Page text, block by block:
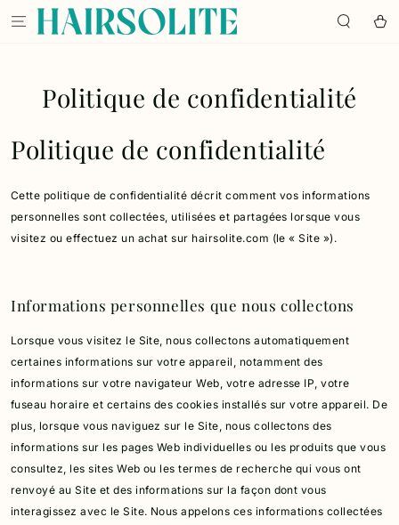
IGNORER LE
CONTENU
Panier
Politique de confidentialité
Politique de confidentialité
Cette politique de confidentialité décrit comment vos informations
personnelles sont collectées, utilisées et partagées lorsque vous
visitez ou effectuez un achat sur hairsolite.com (le « Site »).
Informations personnelles que nous collectons
Lorsque vous visitez le Site, nous collectons automatiquement
certaines informations sur votre appareil, notamment des
informations sur votre navigateur Web, votre adresse IP, votre
fuseau horaire et certains des cookies installés sur votre appareil. De
plus, lorsque vous naviguez sur le Site, nous collectons des
informations sur les pages Web individuelles ou les produits que vous
consultez, les sites Web ou les termes de recherche qui vous ont
renvoyé au Site et des informations sur la façon dont vous
interagissez avec le Site. Nous appelons ces informations collectées